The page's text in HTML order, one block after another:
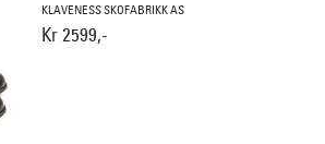
KLAVENESS SKOFABRIKK AS
Kr 2599,-